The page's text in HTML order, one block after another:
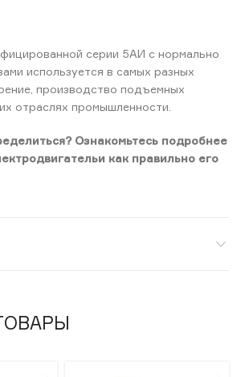
серии 5АИ с нормально
используется в самых разных
производство подъемных
отраслях промышленности.
Ознакомьтесь подробнее
как правильно его